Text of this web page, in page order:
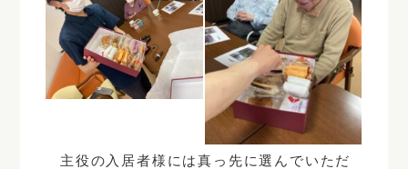
主役の入居者様には真っ先に選んでいただ